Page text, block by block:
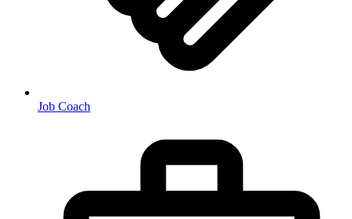
Job Coach